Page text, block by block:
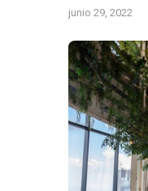
junio 29, 2022